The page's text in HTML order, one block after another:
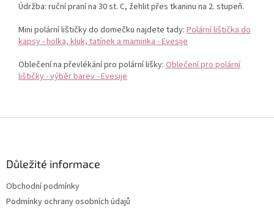
Údržba: ruční praní na 30 st. C, žehlit přes tkaninu na 2. stupeň.
Mini polární lištičky do domečku najdete tady: Polární lištička do
kapsy - holka, kluk, tatínek a maminka - Evesije
Oblečení na převlékání pro polární lišky: Oblečení pro polární
lištičky - výběr barev - Evesije
Důležité informace
Obchodní podmínky
Podmínky ochrany osobních údajů